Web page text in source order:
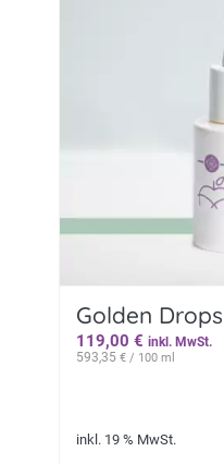
Golden Drops
119,00 € inkl. MwSt.
593,35 €/ 100 ml
inkl. 19 % MwSt.